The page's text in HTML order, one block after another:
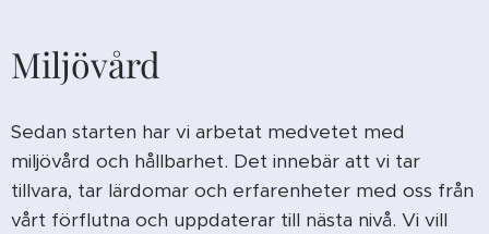
Miljövård
Sedan starten har vi arbetat medvetet med
miljövård och hållbarhet. Det innebär att vi tar
tillvara, tar lärdomar och erfarenheter med oss från
vårt förflutna och uppdaterar till nästa nivå. Vi vill